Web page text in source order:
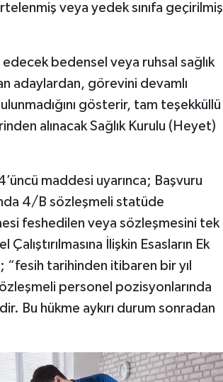
veya yedek sınıfa geçirilmiş
bedensel veya ruhsal sağlık
adaylardan, görevini devamlı
gösterir, tam teşekküllü
alınacak Sağlık Kurulu (Heyet)
maddesi uyarınca; Başvuru
4/B sözleşmeli statüde
feshedilen veya sözleşmesini tek
İlişkin Esasların Ek
“fesih tarihinden itibaren bir yıl
personel pozisyonlarında
Bu hükme aykırı durum sonradan